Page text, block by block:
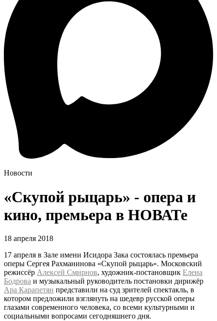
Новости
«Скупой рыцарь» - опера и
кино, премьера в НОВАТе
18 апреля 2018
17 апреля в Зале имени Исидора Зака состоялась премьера
оперы Сергея Рахманинова «Скупой рыцарь». Московский
режиссёр Алексей Смирнов, художник-постановщик Елена
Бодрова и музыкальный руководитель постановки дирижёр
Ара Карапетян представили на суд зрителей спектакль, в
котором предложили взглянуть на шедевр русской оперы
глазами современного человека, со всеми культурными и
социальными вопросами сегодняшнего дня.